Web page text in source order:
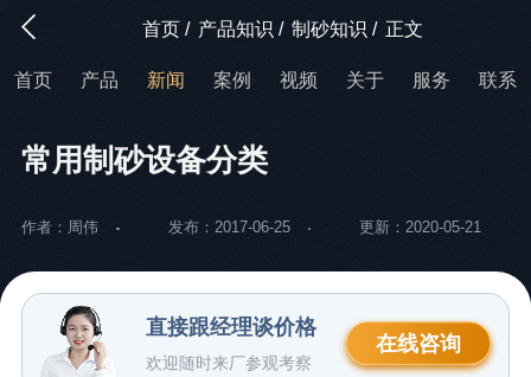
首页 / 产品知识 / 制砂知识 / 正文
首页 产品 新闻 案例 视频 关于 服务 联系
常用制砂设备分类
作者：周伟 发布：2017-06-25 更新：2020-05-21
直接跟经理谈价格
欢迎随时来厂参观考察
在线咨询